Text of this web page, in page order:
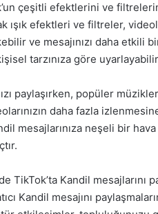
çeşitli efektlerini ve
ışık efektleri ve filtreler,
ve mesajınızı daha etkili
tarzınıza göre
paylaşırken, popüler
daha fazla
mesajlarınıza neşeli bir
TikTok’ta Kandil
Kandil mesajını